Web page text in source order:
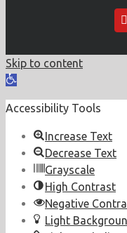
Skip to content
Open
Accessibility Tools
Increase Text
Decrease Text
Grayscale
High Contrast
Negative
Light